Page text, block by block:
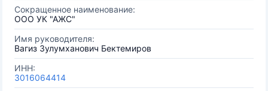
Сокращенное наименование:
ООО УК "АЖС"
Имя руководителя:
Вагиз Зулумханович Бектемиров
ИНН:
3016064414